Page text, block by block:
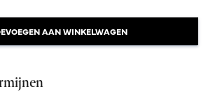
AAN WINKELWAGEN